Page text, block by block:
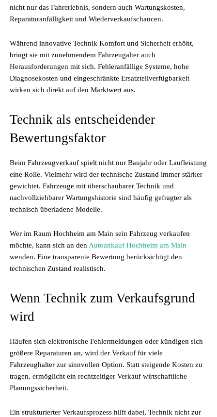
nicht nur das Fahrerlebnis, sondern auch Wartungskosten,
Reparaturanfälligkeit und Wiederverkaufschancen.
Während innovative Technik Komfort und Sicherheit erhöht,
bringt sie mit zunehmendem Fahrzeugalter auch
Herausforderungen mit sich. Fehleranfällige Systeme, hohe
Diagnosekosten und eingeschränkte Ersatzteilverfügbarkeit
wirken sich direkt auf den Marktwert aus.
Technik als entscheidender
Bewertungsfaktor
Beim Fahrzeugverkauf spielt nicht nur Baujahr oder Laufleistung
eine Rolle. Vielmehr wird der technische Zustand immer stärker
gewichtet. Fahrzeuge mit überschaubarer Technik und
nachvollziehbarer Wartungshistorie sind häufig gefragter als
technisch überladene Modelle.
Wer im Raum Hochheim am Main sein Fahrzeug verkaufen
möchte, kann sich an den Autoankauf Hochheim am Main
wenden. Eine transparente Bewertung berücksichtigt den
technischen Zustand realistisch.
Wenn Technik zum Verkaufsgrund
wird
Häufen sich elektronische Fehlermeldungen oder kündigen sich
größere Reparaturen an, wird der Verkauf für viele
Fahrzeughalter zur sinnvollen Option. Statt steigende Kosten zu
tragen, ermöglicht ein rechtzeitiger Verkauf wirtschaftliche
Planungssicherheit.
Ein strukturierter Verkaufsprozess hilft dabei, Technik nicht zur